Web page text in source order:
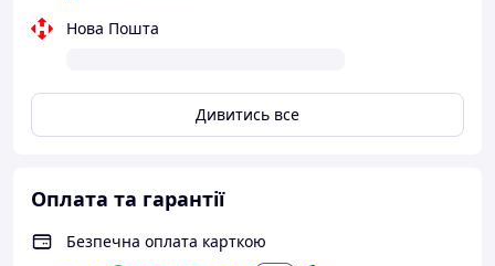
Нова Пошта
Дивитись все
Оплата та гарантії
Безпечна оплата карткою